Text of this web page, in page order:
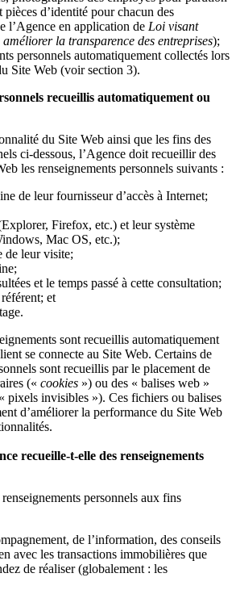
pièces d’identité pour chacun des
l’Agence en application de Loi visant
la transparence des entreprises);
personnels automatiquement collectés lors
Site Web (voir section 3).
recueillis automatiquement ou
du Site Web ainsi que les fins des
ci-dessous, l’Agence doit recueillir des
les renseignements personnels suivants :
de leur fournisseur d’accès à Internet;
Firefox, etc.) et leur système
Mac OS, etc.);
de leur visite;
et le temps passé à cette consultation;
et
sont recueillis automatiquement
se connecte au Site Web. Certains de
sont recueillis par le placement de
(« cookies ») ou des « balises web »
pixels invisibles »). Ces fichiers ou balises
d’améliorer la performance du Site Web
recueille-t-elle des renseignements
personnels aux fins
de l’information, des conseils
avec les transactions immobilières que
de réaliser (globalement : les